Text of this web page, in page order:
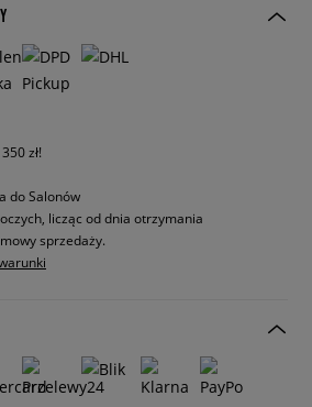
zł!
do Salonów
licząc od dnia otrzymania
sprzedaży.